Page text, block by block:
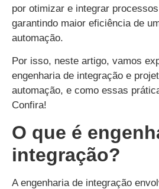
por otimizar e integrar
garantindo maior eficiência de
automação.
Por isso, neste artigo, vamos
engenharia de integração e
automação, e como essas
Confira!
O que é
integração?
A engenharia de integração